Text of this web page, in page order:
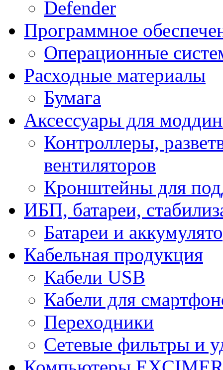
Defender
Программное
Операционные
Расходные материалы
Бумага
Аксессуары для
Контроллеры,
вентиляторов
Кронштейны для
ИБП, батареи,
Батареи и
Кабельная продукция
Кабели USB
Кабели для
Переходники
Сетевые фильтры и